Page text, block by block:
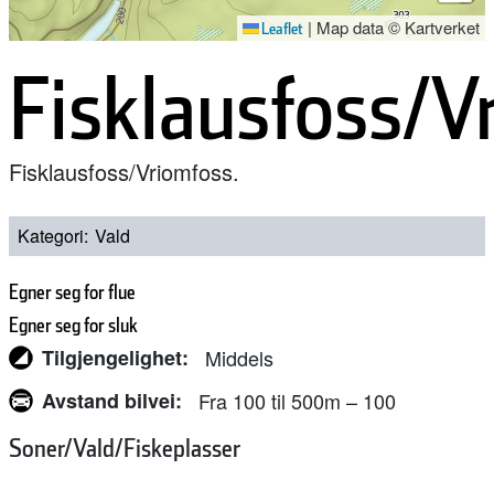
Leaflet | Map data © Kartverket
Fisklausfoss/
Fisklausfoss/Vriomfoss.
Kategori Vald
Egner seg for flue
Egner seg for sluk
Tilgjengelighet
Middels
Avstand bilvei
Fra 100 til 500m – 100
Soner/Vald/Fiskeplasser